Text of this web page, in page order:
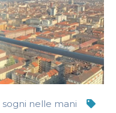
sogni nelle mani